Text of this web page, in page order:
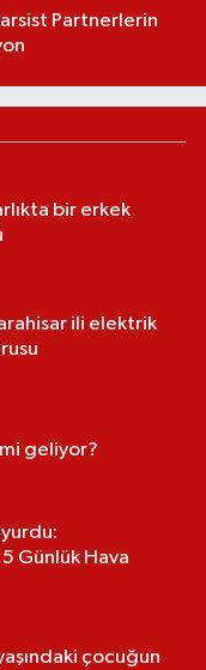
Partnerlerin
bir erkek
ili elektrik
geliyor?
Günlük Hava
çocuğun